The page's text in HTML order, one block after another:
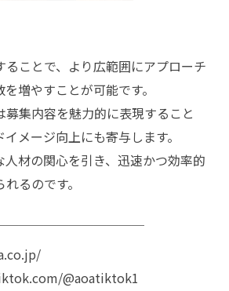
ることで、より広範囲にアプローチ
増やすことが可能です。
募集内容を魅力的に表現すること
メージ向上にも寄与します。
人材の関心を引き、迅速かつ効率的
るのです。
￣￣￣￣￣￣￣￣￣￣￣
@aoatiktok1